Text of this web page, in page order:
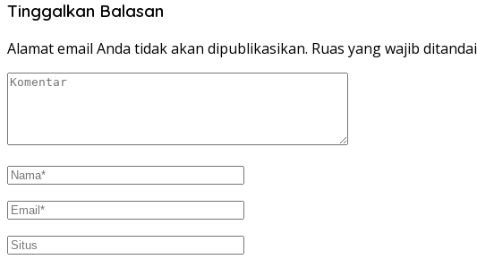
Tinggalkan Balasan
Alamat email Anda tidak akan dipublikasikan. Ruas yang wajib ditandai